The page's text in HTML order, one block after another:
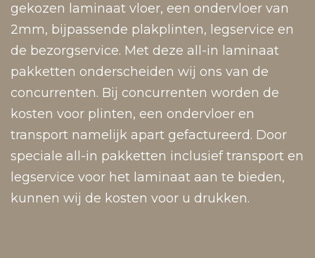
gekozen laminaat vloer, een ondervloer van
2mm, bijpassende plakplinten, legservice en
de bezorgservice. Met deze all-in laminaat
pakketten onderscheiden wij ons van de
concurrenten. Bij concurrenten worden de
kosten voor plinten, een ondervloer en
transport namelijk apart gefactureerd. Door
speciale all-in pakketten inclusief transport en
legservice voor het laminaat aan te bieden,
kunnen wij de kosten voor u drukken.